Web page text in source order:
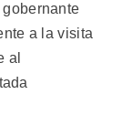
a la visita
al